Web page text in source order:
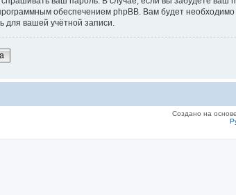
обеспечением phpBB. Вам будет
для вашей учётной записи.
Создано на основе